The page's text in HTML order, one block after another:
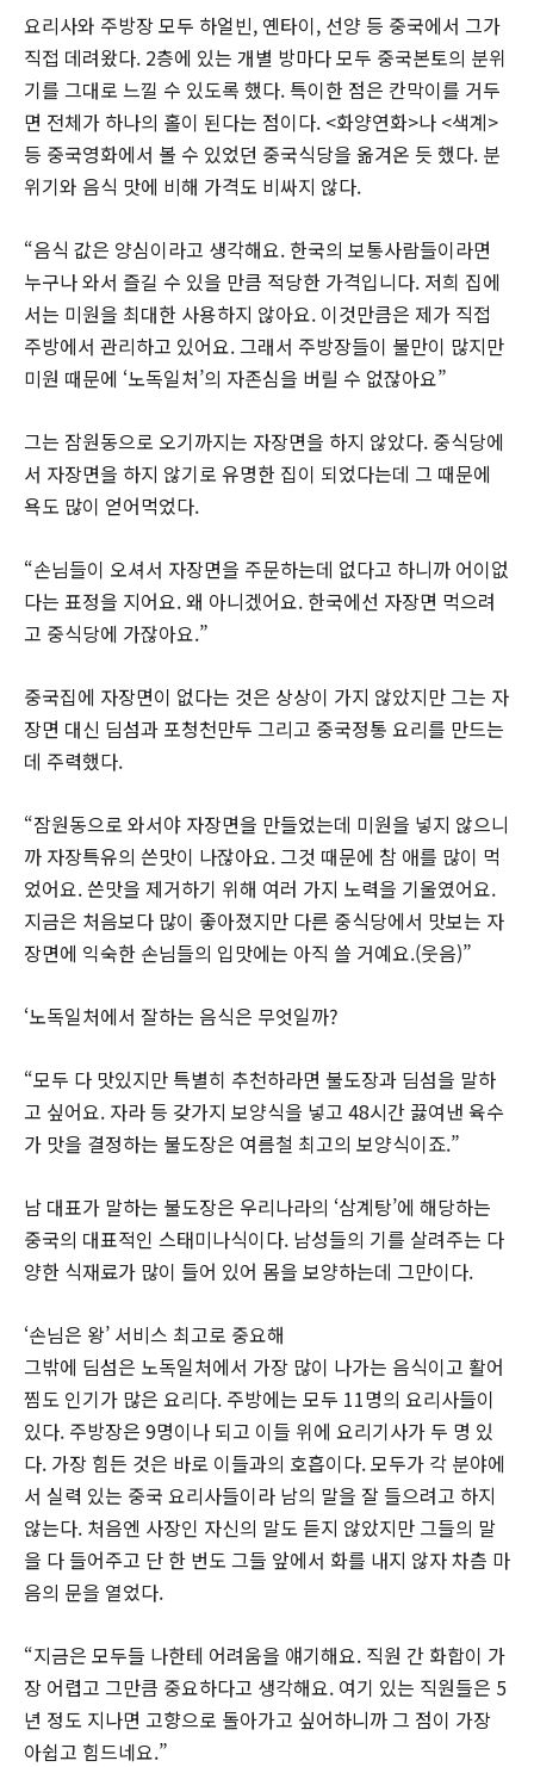
요리사와 주방장 모두 하얼빈, 옌타이, 선양 등 중국에서 그가
직접 데려왔다. 2층에 있는 개별 방마다 모두 중국본토의 분위
기를 그대로 느낄 수 있도록 했다. 특이한 점은 칸막이를 거두
면 전체가 하나의 홀이 된다는 점이다. <화양연화>나 <색계>
등 중국영화에서 볼 수 있었던 중국식당을 옮겨온 듯 했다. 분
위기와 음식 맛에 비해 가격도 비싸지 않다.
“음식 값은 양심이라고 생각해요. 한국의 보통사람들이라면
누구나 와서 즐길 수 있을 만큼 적당한 가격입니다. 저희 집에
서는 미원을 최대한 사용하지 않아요. 이것만큼은 제가 직접
주방에서 관리하고 있어요. 그래서 주방장들이 불만이 많지만
미원 때문에 ‘노독일처’의 자존심을 버릴 수 없잖아요”
그는 잠원동으로 오기까지는 자장면을 하지 않았다. 중식당에
서 자장면을 하지 않기로 유명한 집이 되었다는데 그 때문에
욕도 많이 얻어먹었다.
“손님들이 오셔서 자장면을 주문하는데 없다고 하니까 어이없
다는 표정을 지어요. 왜 아니겠어요. 한국에선 자장면 먹으려
고 중식당에 가잖아요.”
중국집에 자장면이 없다는 것은 상상이 가지 않았지만 그는 자
장면 대신 딤섬과 포청천만두 그리고 중국정통 요리를 만드는
데 주력했다.
“잠원동으로 와서야 자장면을 만들었는데 미원을 넣지 않으니
까 자장특유의 쓴맛이 나잖아요. 그것 때문에 참 애를 많이 먹
었어요. 쓴맛을 제거하기 위해 여러 가지 노력을 기울였어요.
지금은 처음보다 많이 좋아졌지만 다른 중식당에서 맛보는 자
장면에 익숙한 손님들의 입맛에는 아직 쓸 거예요.(웃음)”
‘노독일처에서 잘하는 음식은 무엇일까?
“모두 다 맛있지만 특별히 추천하라면 불도장과 딤섬을 말하
고 싶어요. 자라 등 갖가지 보양식을 넣고 48시간 끓여낸 육수
가 맛을 결정하는 불도장은 여름철 최고의 보양식이죠.”
남 대표가 말하는 불도장은 우리나라의 ‘삼계탕’에 해당하는
중국의 대표적인 스태미나식이다. 남성들의 기를 살려주는 다
양한 식재료가 많이 들어 있어 몸을 보양하는데 그만이다.
‘손님은 왕’ 서비스 최고로 중요해
그밖에 딤섬은 노독일처에서 가장 많이 나가는 음식이고 활어
찜도 인기가 많은 요리다. 주방에는 모두 11명의 요리사들이
있다. 주방장은 9명이나 되고 이들 위에 요리기사가 두 명 있
다. 가장 힘든 것은 바로 이들과의 호흡이다. 모두가 각 분야에
서 실력 있는 중국 요리사들이라 남의 말을 잘 들으려고 하지
않는다. 처음엔 사장인 자신의 말도 듣지 않았지만 그들의 말
을 다 들어주고 단 한 번도 그들 앞에서 화를 내지 않자 차츰 마
음의 문을 열었다.
“지금은 모두들 나한테 어려움을 얘기해요. 직원 간 화합이 가
장 어렵고 그만큼 중요하다고 생각해요. 여기 있는 직원들은 5
년 정도 지나면 고향으로 돌아가고 싶어하니까 그 점이 가장
아쉽고 힘드네요.”